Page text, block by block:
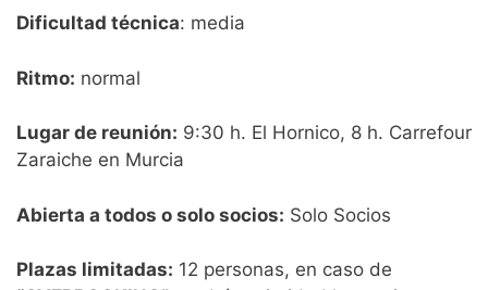
Dificultad técnica: media
Ritmo: normal
Lugar de reunión: 9:30 h. El Hornico, 8 h. Carrefour
Zaraiche en Murcia
Abierta a todos o solo socios: Solo Socios
Plazas limitadas: 12 personas, en caso de